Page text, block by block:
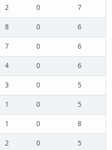
2 0
7
8 0
6
7 0
6
4 0
6
3 0
5
1 0
5
1 0
8
2 0 5